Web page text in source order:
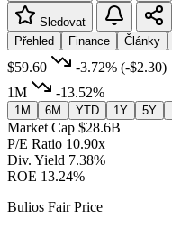
Sledovat
Přehled
Finance Články
$59.60 -3.72% (-$2.30)
1M
-13.52%
1M 6M YTD 1Y 5Y
Market Cap $28.6B
P/E Ratio 10.90x
Div. Yield 7.38%
ROE 13.24%
Bulios Fair Price